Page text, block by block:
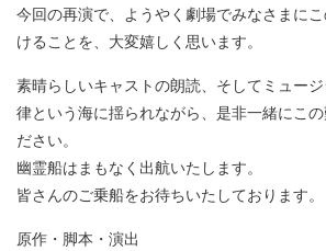
今回の再演で、ようやく劇場でみなさまに
けることを、大変嬉しく思います。
素晴らしいキャストの朗読、そしてミュー
律という海に揺られながら、是非一緒にこ
ださい。
幽霊船はまもなく出航いたします。
皆さんのご乗船をお待ちいたしております。
原作・脚本・演出